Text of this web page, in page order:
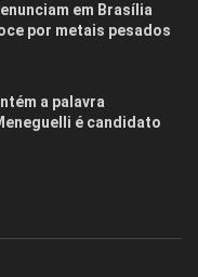
em Brasília
por metais pesados
a palavra
é candidato